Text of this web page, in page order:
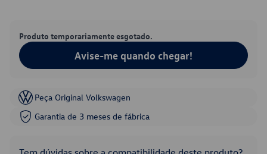
Produto temporariamente esgotado.
Avise-me quando chegar!
Peça Original Volkswagen
Garantia de 3 meses de fábrica